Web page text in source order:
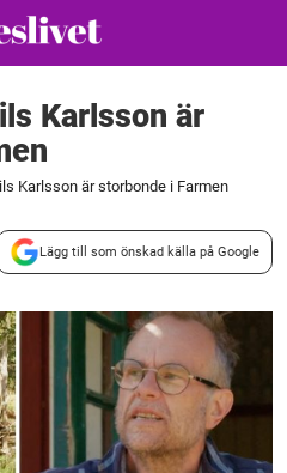
Karlsson är
Karlsson är storbonde i Farmen
Lägg till som önskad källa på Google